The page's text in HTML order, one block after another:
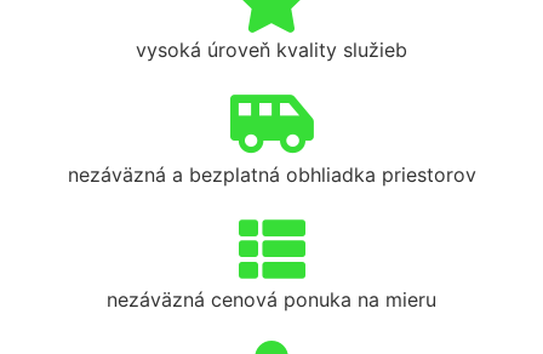
vysoká úroveň kvality služieb
nezáväzná a bezplatná obhliadka priestorov
nezáväzná cenová ponuka na mieru